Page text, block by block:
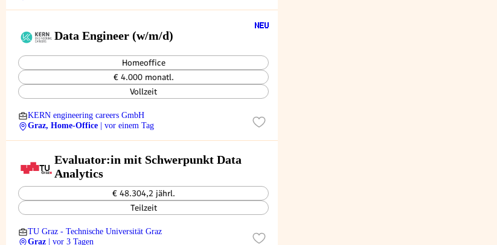
Data Engineer (w/m/d)
Homeoffice
€ 4.000 monatl.
Vollzeit
KERN engineering careers GmbH
Graz, Home-Office
| vor einem Tag
Evaluator:in mit Schwerpunkt Data
Analytics
€ 48.304,2 jährl.
Teilzeit
TU Graz - Technische Universität Graz
Graz
| vor 3 Tagen